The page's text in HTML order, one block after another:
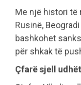
Me një histori të
Rusinë,
bashkohet
për shkak të
Çfarë sjell